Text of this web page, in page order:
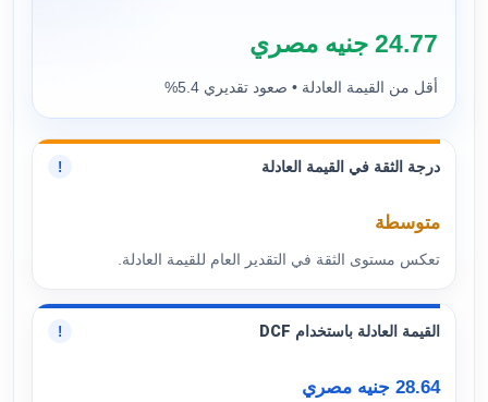
24.77 جنيه مصري
أقل من القيمة العادلة • صعود تقديري 5.4%
درجة الثقة في القيمة العادلة !
متوسطة
تعكس مستوى الثقة في التقدير العام للقيمة العادلة.
القيمة العادلة باستخدام DCF !
28.64 جنيه مصري